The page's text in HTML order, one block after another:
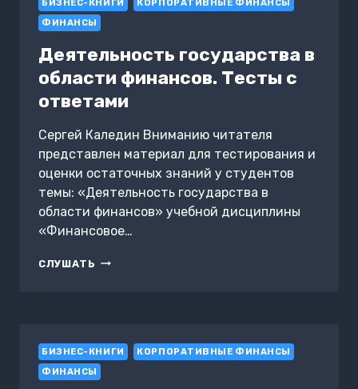
БИЗНЕС-КНИГИ
КОРПОРАТИВНЫЕ ФИНАНСЫ
ФИНАНСЫ
Деятельность государства в
области финансов. Тесты с
ответами
Сергей Каледин Вниманию читателя
представлен материал для тестирования и
оценки остаточных знаний у студентов
темы: «Деятельность государства в
области финансов» учебной дисциплины
«Финансовое…
СЛУШАТЬ ДЕЯТЕЛЬНОСТЬ
С
ОТВЕТАМИ
БИЗНЕС-КНИГИ
КОРПОРАТИВНЫЕ ФИНАНСЫ
ФИНАНСЫ